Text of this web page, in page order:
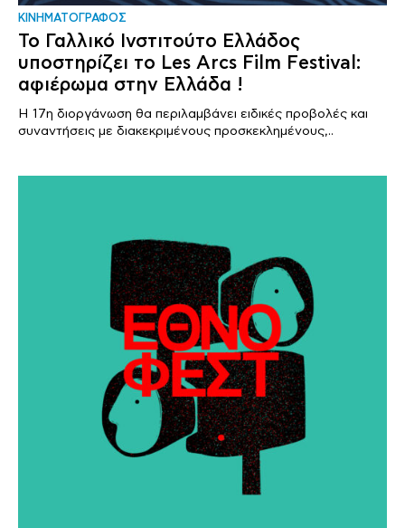
ΚΙΝΗΜΑΤΟΓΡΑΦΟΣ
Το Γαλλικό Ινστιτούτο Ελλάδος
υποστηρίζει το Les Arcs Film Festival:
αφιέρωμα στην Ελλάδα !
Η 17η διοργάνωση θα περιλαμβάνει ειδικές προβολές και
συναντήσεις με διακεκριμένους προσκεκλημένους,..